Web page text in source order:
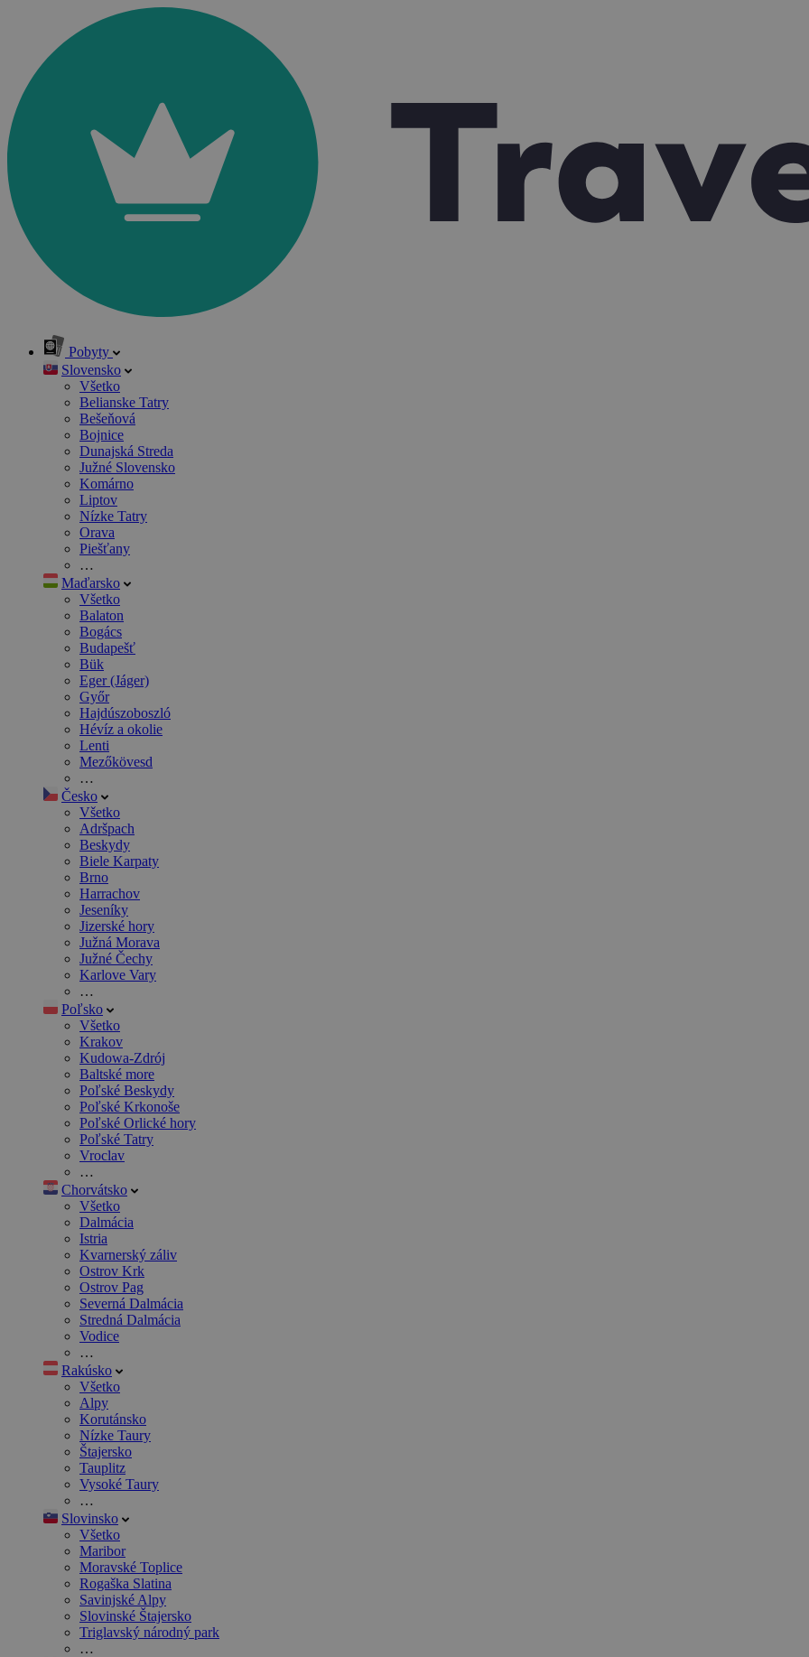
Pobyty
Slovensko
Všetko
Belianske Tatry
Bešeňová
Bojnice
Dunajská Streda
Južné Slovensko
Komárno
Liptov
Nízke Tatry
Orava
Piešťany
…
Maďarsko
Všetko
Balaton
Bogács
Budapešť
Bük
Eger (Jáger)
Győr
Hajdúszoboszló
Hévíz a okolie
Lenti
Mezőkövesd
…
Česko
Všetko
Adršpach
Beskydy
Biele Karpaty
Brno
Harrachov
Jeseníky
Jizerské hory
Južná Morava
Južné Čechy
Karlove Vary
…
Poľsko
Všetko
Krakov
Kudowa-Zdrój
Baltské more
Poľské Beskydy
Poľské Krkonoše
Poľské Orlické hory
Poľské Tatry
Vroclav
…
Chorvátsko
Všetko
Dalmácia
Istria
Kvarnerský záliv
Ostrov Krk
Ostrov Pag
Severná Dalmácia
Stredná Dalmácia
Vodice
…
Rakúsko
Všetko
Alpy
Korutánsko
Nízke Taury
Štajersko
Tauplitz
Vysoké Taury
…
Slovinsko
Všetko
Maribor
Moravské Toplice
Rogaška Slatina
Savinjské Alpy
Slovinské Štajersko
Triglavský národný park
…